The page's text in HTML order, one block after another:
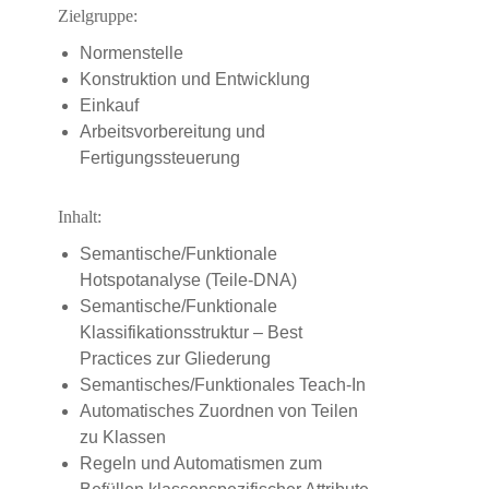
Zielgruppe:
Normenstelle
Konstruktion und Entwicklung
Einkauf
Arbeitsvorbereitung und
Fertigungssteuerung
Inhalt:
Semantische/Funktionale
Hotspotanalyse (Teile-DNA)
Semantische/Funktionale
Klassifikationsstruktur – Best
Practices zur Gliederung
Semantisches/Funktionales Teach-In
Automatisches Zuordnen von Teilen
zu Klassen
Regeln und Automatismen zum